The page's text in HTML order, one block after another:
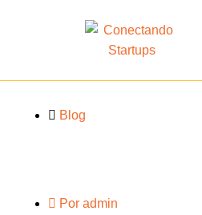
Blog
Por admin